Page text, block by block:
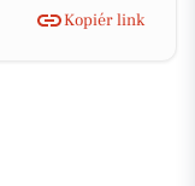
Kopiér link